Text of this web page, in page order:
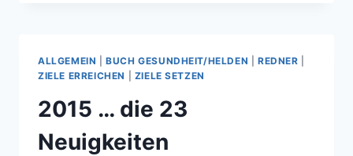
ALLGEMEIN |BUCH GESUNDHEIT/HELDEN |REDNER
ZIELE ERREICHEN
ZIELE SETZEN
2015 … die 23
Neuigkeiten